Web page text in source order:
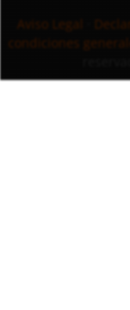
Aviso Legal
condiciones